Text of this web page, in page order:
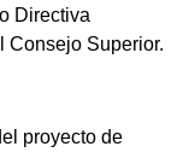
Directiva
Consejo Superior.
proyecto de